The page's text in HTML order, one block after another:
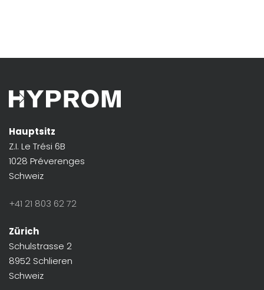
Hauptsitz
Z.I. Le Trési 6B
1028 Préverenges
Schweiz
+41 21 803 62 72
Zürich
Schulstrasse 2
8952 Schlieren
Schweiz